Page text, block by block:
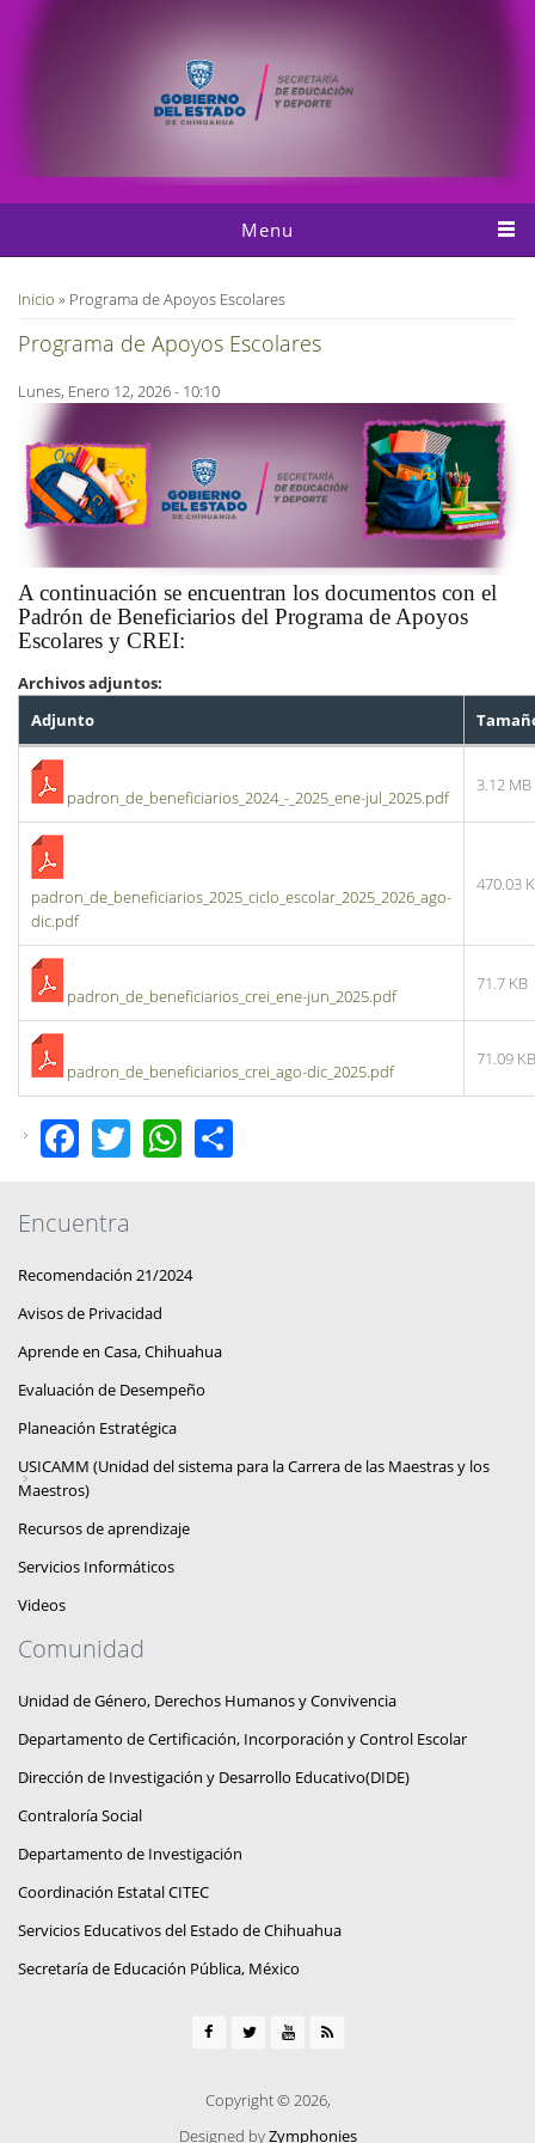
Menu
Usted está aquí
Inicio » Programa de Apoyos Escolares
Programa de Apoyos Escolares
Lunes, Enero 12, 2026 - 10:10
A continuación se encuentran los documentos con el
Padrón de Beneficiarios del Programa de Apoyos
Escolares y CREI:
Archivos adjuntos:
Adjunto
padron_de_beneficiarios_2024_-_2025_ene-jul_2025.pdf
3.12 MB
padron_de_beneficiarios_2025_ciclo_escolar_2025_2026_ago-
dic.pdf
470.03
padron_de_beneficiarios_crei_ene-jun_2025.pdf
71.7 KB
padron_de_beneficiarios_crei_ago-dic_2025.pdf
71.09 KB
Facebook
TwitterWhatsApp
Encuentra
Recomendación 21/2024
Avisos de Privacidad
Aprende en Casa, Chihuahua
Evaluación de Desempeño
Planeación Estratégica
USICAMM (Unidad del sistema para la Carrera de las Maestras y los
Maestros)
Recursos de aprendizaje
Servicios Informáticos
Videos
Comunidad
Unidad de Género, Derechos Humanos y Convivencia
Departamento de Certificación, Incorporación y Control Escolar
Dirección de Investigación y Desarrollo Educativo(DIDE)
Contraloría Social
Departamento de Investigación
Coordinación Estatal CITEC
Servicios Educativos del Estado de Chihuahua
Secretaría de Educación Pública, México
Copyright © 2026,
Designed byZymphonies